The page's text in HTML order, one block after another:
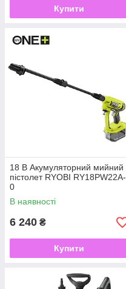
Купити
18 В Акумуляторний мийний
пістолет RYOBI RY18PW22A-
0
В наявності
6 240 ₴
Купити